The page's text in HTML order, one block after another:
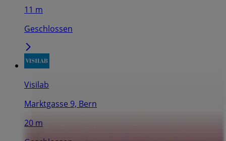
11 m
Geschlossen
Visilab
Marktgasse 9, Bern
20 m